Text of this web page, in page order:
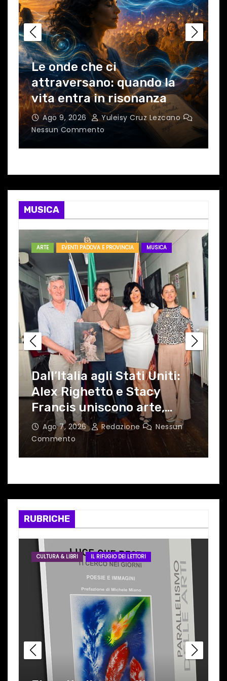
Le onde che ci
attraversano: quando la
vita entra in risonanza
Ago 9, 2026
Yuleisy Cruz Lezcano
Nessun Commento
MUSICA
ARTE EVENTI PADOVA E PROVINCIA MUSICA
Dall’Italia agli Stati Uniti:
Alex Righetto e Stacy
Francis uniscono arte,
musica e tecnologia in un
nuovo progetto
internazionale”
Ago 7, 2026 Redazione
Nessun
Commento
RUBRICHE
CULTURA & LIBRI IL RIFUGIO DEI LETTORI